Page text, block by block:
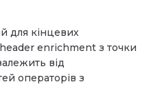
для кінцевих
enrichment з точки
від
операторів з